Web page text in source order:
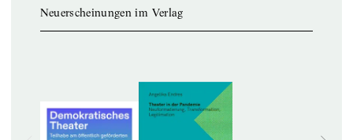
Neuerscheinungen im Verlag